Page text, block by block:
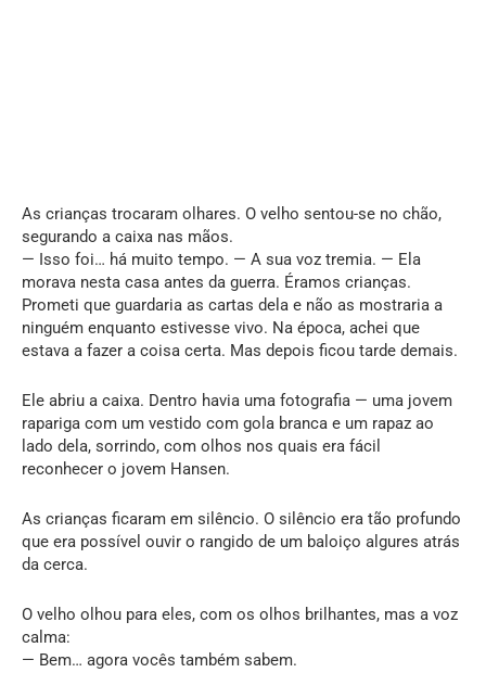
As crianças trocaram olhares. O velho sentou-se no chão,
segurando a caixa nas mãos.
— Isso foi… há muito tempo. — A sua voz tremia. — Ela
morava nesta casa antes da guerra. Éramos crianças.
Prometi que guardaria as cartas dela e não as mostraria a
ninguém enquanto estivesse vivo. Na época, achei que
estava a fazer a coisa certa. Mas depois ficou tarde demais.
Ele abriu a caixa. Dentro havia uma fotografia — uma jovem
rapariga com um vestido com gola branca e um rapaz ao
lado dela, sorrindo, com olhos nos quais era fácil
reconhecer o jovem Hansen.
As crianças ficaram em silêncio. O silêncio era tão profundo
que era possível ouvir o rangido de um baloiço algures atrás
da cerca.
O velho olhou para eles, com os olhos brilhantes, mas a voz
calma:
— Bem… agora vocês também sabem.